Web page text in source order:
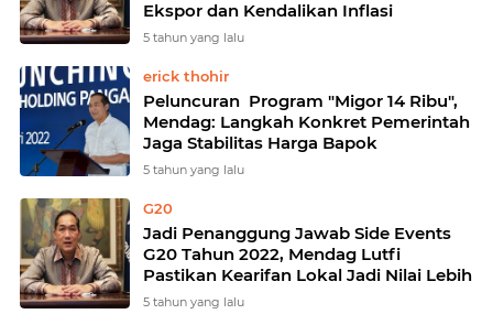
Ekspor dan Kendalikan Inflasi
5 tahun yang lalu
erick thohir
Peluncuran Program "Migor 14 Ribu",
Mendag: Langkah Konkret Pemerintah
Jaga Stabilitas Harga Bapok
5 tahun yang lalu
G20
Jadi Penanggung Jawab Side Events
G20 Tahun 2022, Mendag Lutfi
Pastikan Kearifan Lokal Jadi Nilai Lebih
5 tahun yang lalu